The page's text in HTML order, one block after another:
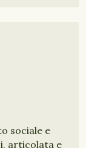
sociale e
articolata e